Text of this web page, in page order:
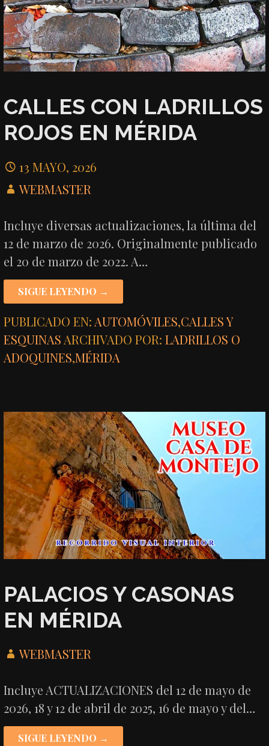
CALLES CON LADRILLOS
ROJOS EN MÉRIDA
13 MAYO, 2026
WEBMASTER
Incluye diversas actualizaciones, la última del
12 de marzo de 2026. Originalmente publicado
el 20 de marzo de 2022. A…
SIGUE LEYENDO →
PUBLICADO EN: AUTOMÓVILES,CALLES Y
ESQUINAS ARCHIVADO POR:LADRILLOS O
ADOQUINES,MÉRIDA
PALACIOS Y CASONAS
EN MÉRIDA
WEBMASTER
Incluye ACTUALIZACIONES del 12 de mayo de
2026, 18 y 12 de abril de 2025, 16 de mayo y del…
SIGUE LEYENDO →